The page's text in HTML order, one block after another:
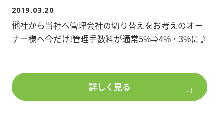
2019.03.20
他社から当社へ管理会社の切り替えをお考えのオー
ナー様へ今だけ!管理手数料が通常5%⇒4%・3%に♪
①インターネット月額利用料2ヶ月分無料
②広告宣伝費1ヶ月分無料
③エアコン1台設置無料
詳しく見る